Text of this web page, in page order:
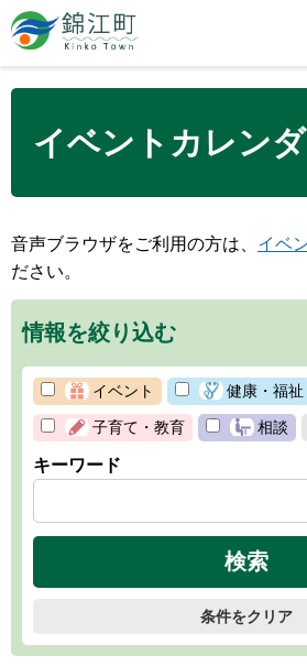
錦江町 Kinko
Town
イベントカレン
音声ブラウザをご利用の方は、 イベ
ださい。
情報を絞り込む
イベント 健康・福祉
子育て・教育 相談
キーワード
条件をクリア